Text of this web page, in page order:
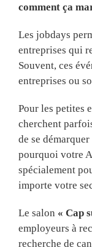
comment ça
Les jobdays
entreprises qui
Souvent, ces
entreprises ou
Pour les petites
cherchent
de se
pourquoi votre
spécialement
importe votre
Le salon « Cap
employeurs à
recherche de